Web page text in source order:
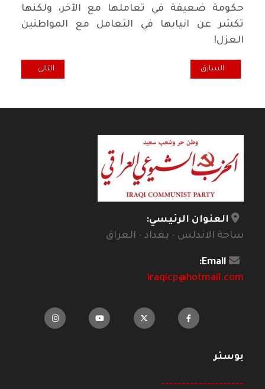
حكومة ضعيفة في تعاملها مع الآخر، ولكنها
تكشر عن انيابها في التعامل مع المواطنين
العزل!
المقال السابق: المرأة العراقية رقم حقيقي شجاع في ساحات التظاهر
السابق المقال التالي:
التالي
العنوان الرئيسي:
ساحة الاندلس - بغداد - العراق
Email:
iraqicp@hotmail.com
بوستر
--------------------